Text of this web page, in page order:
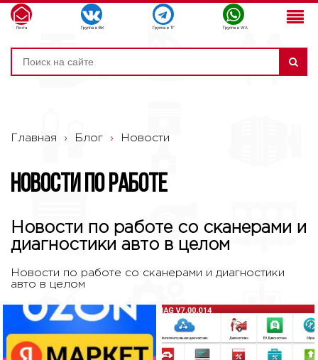
Почта Группа в ВК Группа в ТГ Группа в WA
Главная › Блог › Новости
Новости по работе
Новости по работе со сканерами и
диагностики авто в целом
Новости по работе со сканерами и диагностики
авто в целом